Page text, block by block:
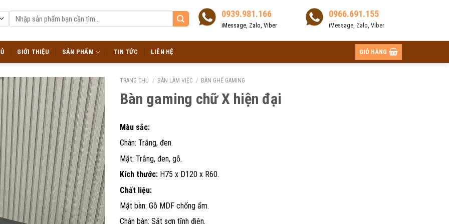
Tìm
kiếm:
0939.981.166
iMessage, Zalo, Viber
0966.691.155
iMessage, Zalo, Viber
GIỚI THIỆU SẢN PHẨM TIN TỨC LIÊN HỆ GIỎ HÀNG
TRANG CHỦ / BÀN LÀM VIỆC / BÀN GHẾ GAMING
Bàn gaming chữ X hiện đại
Màu sắc:
Chân: Trắng, đen.
Mặt: Trắng, đen, gỗ.
Kích thước: H75 x D120 x R60.
Chất liệu:
Mặt bàn: Gỗ MDF chống ẩm.
Chân bàn: Sắt sơn tĩnh điện.